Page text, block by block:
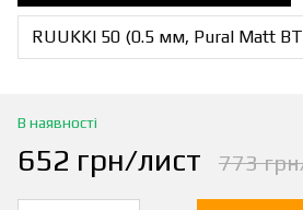
RUUKKI 50 (0.5 мм, Pural Matt
В наявності
652 грн/лист 773